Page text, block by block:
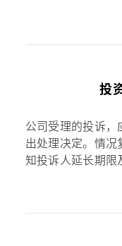
投
公司受理的投诉
出处理决定。情
知投诉人延长期限